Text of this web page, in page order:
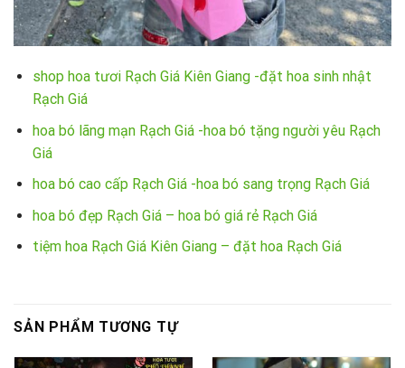
shop hoa tươi Rạch Giá Kiên Giang -đặt hoa sinh nhật
Rạch Giá
hoa bó lãng mạn Rạch Giá -hoa bó tặng người yêu Rạch
Giá
hoa bó cao cấp Rạch Giá -hoa bó sang trọng Rạch Giá
hoa bó đẹp Rạch Giá – hoa bó giá rẻ Rạch Giá
tiệm hoa Rạch Giá Kiên Giang – đặt hoa Rạch Giá
SẢN PHẨM TƯƠNG TỰ